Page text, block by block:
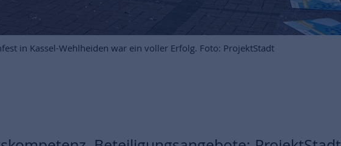
in Kassel-Wehlheiden war ein voller Erfolg. Foto: ProjektStadt